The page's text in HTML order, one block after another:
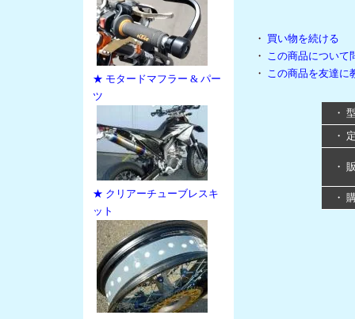
★ モタードマフラー & パー
ツ
★ クリアーチューブレスキ
ット
・ 買い物を続ける
・ この商品について
・ この商品を友達に
・
・
・
・